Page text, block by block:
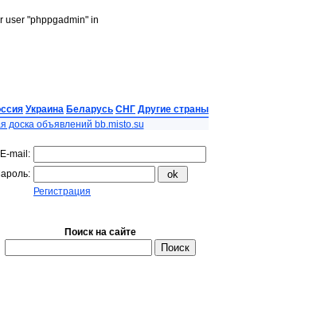
user "phppgadmin" in
Украина Беларусь СНГ Другие страны
доска объявлений bb.misto.su
E-mail:
Регистрация
Поиск на сайте